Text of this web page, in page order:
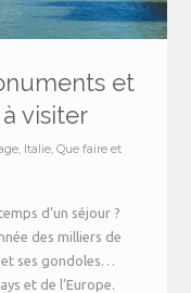
et
visiter
, Italie,Que faire et
d’un séjour ?
des milliers de
et ses gondoles…
et de l’Europe.